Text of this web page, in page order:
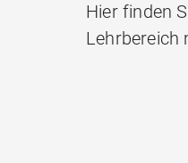
Hier finden
Lehrbereich